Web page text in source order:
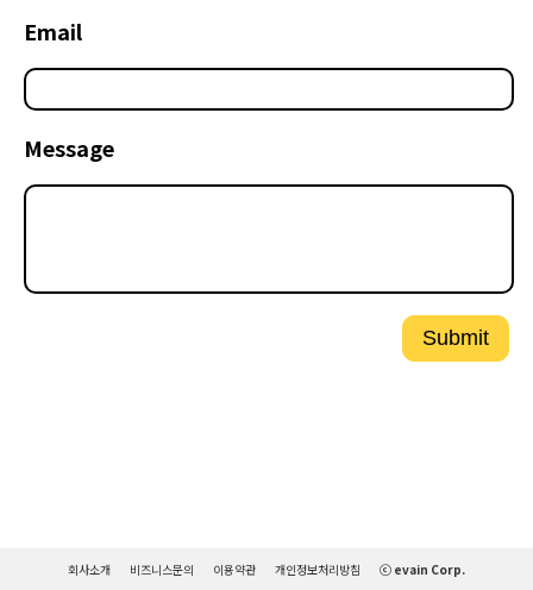
Email
Message
Submit
회사소개 비즈니스문의 이용약관 개인정보처리방침 ⓒ evain Corp.